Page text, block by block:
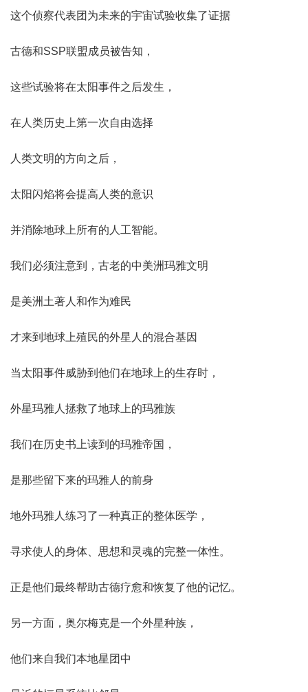
这个侦察代表团为未来的宇宙试验收集了证据
古德和SSP联盟成员被告知，
这些试验将在太阳事件之后发生，
在人类历史上第一次自由选择
人类文明的方向之后，
太阳闪焰将会提高人类的意识
并消除地球上所有的人工智能。
我们必须注意到，古老的中美洲玛雅文明
是美洲土著人和作为难民
才来到地球上殖民的外星人的混合基因
当太阳事件威胁到他们在地球上的生存时，
外星玛雅人拯救了地球上的玛雅族
我们在历史书上读到的玛雅帝国，
是那些留下来的玛雅人的前身
地外玛雅人练习了一种真正的整体医学，
寻求使人的身体、思想和灵魂的完整一体性。
正是他们最终帮助古德疗愈和恢复了他的记忆。
另一方面，奥尔梅克是一个外星种族，
他们来自我们本地星团中